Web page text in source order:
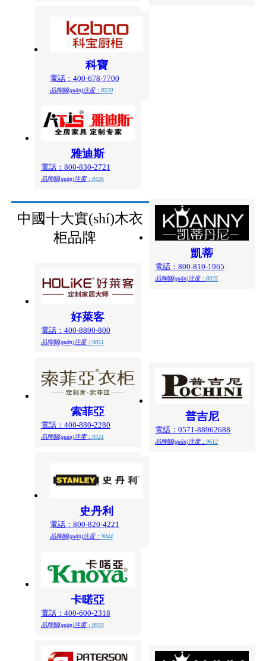
科寶
電話：400-678-7700
品牌關(guān)注度： 8520
雅迪斯
電話：800-830-2721
品牌關(guān)注度： 8426
凱蒂
電話：800-810-1965
品牌關(guān)注度：8025
中國十大實(shí)木衣
柜品牌
好萊客
電話：400-8890-800
品牌關(guān)注度： 9851
普吉尼
電話：0571-88962688
品牌關(guān)注度：9612
索菲亞
電話：400-880-2280
品牌關(guān)注度： 9321
史丹利
電話：800-820-4221
品牌關(guān)注度： 9044
卡喏亞
電話：400-600-2318
品牌關(guān)注度： 8933